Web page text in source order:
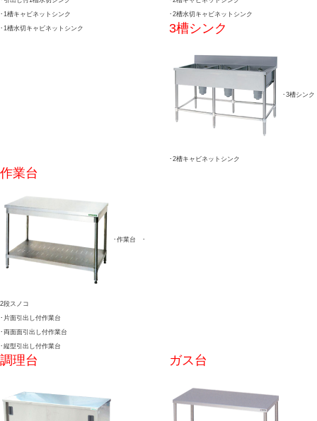
･1槽キャビネットシンク
･1槽水切キャビネットシンク
･2槽水切キャビネットシンク
3槽シンク
･3槽シンク
･2槽キャビネットシンク
作業台
･作業台 ･
2段スノコ
･片面引出し付作業台
･両面面引出し付作業台
･縦型引出し付作業台
調理台 ガス台